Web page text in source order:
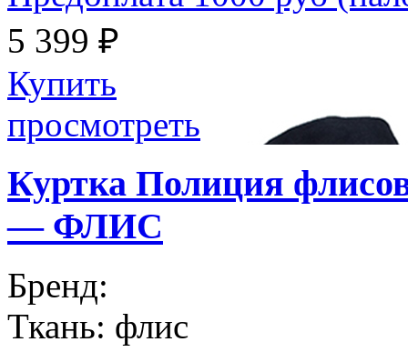
5 399 ₽
Купить
просмотреть
Куртка Полиция
— ФЛИС
Бренд:
Ткань: флис